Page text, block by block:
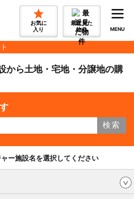
お気に
入り
最近見た
物件
MENU
から土地・宅地・分譲地の購
検索
ー施設名を選択してください